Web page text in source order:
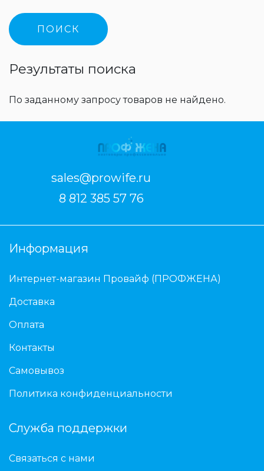
Результаты поиска
По заданному запросу товаров не найдено.
sales@prowife.ru
8 812 385 57 76
Информация
Интернет-магазин Провайф (ПРОФЖЕНА)
Доставка
Оплата
Контакты
Самовывоз
Политика конфиденциальности
Служба поддержки
Связаться с нами